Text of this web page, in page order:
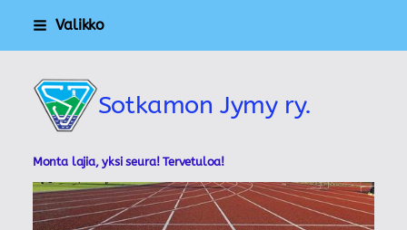
Siirry
Valikko
Sotkamon Jymy ry.
Monta lajia, yksi seura! Tervetuloa!